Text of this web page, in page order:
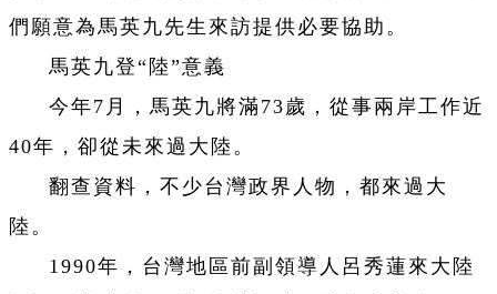
們願意為馬英九先生來訪提供必要協助。
馬英九登“陸”意義
今年7月，馬英九將滿73歲，從事兩岸工作近
40年，卻從未來過大陸。
翻查資料，不少台灣政界人物，都來過大
陸。
1990年，台灣地區前副領導人呂秀蓮來大陸